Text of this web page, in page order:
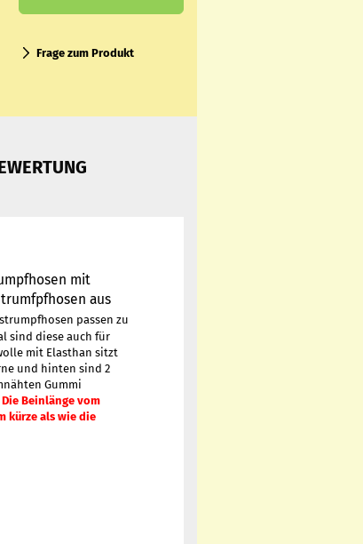
Frage zum Produkt
mit
aus
passen zu
sind diese auch für
mit Elasthan sitzt
und hinten sind 2
Gummi
Die Beinlänge vom
kürze als wie die